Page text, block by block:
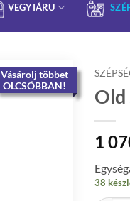
VEGYIÁRU
Vásárolj többet
OLCSÓBBAN!
Old
1
38